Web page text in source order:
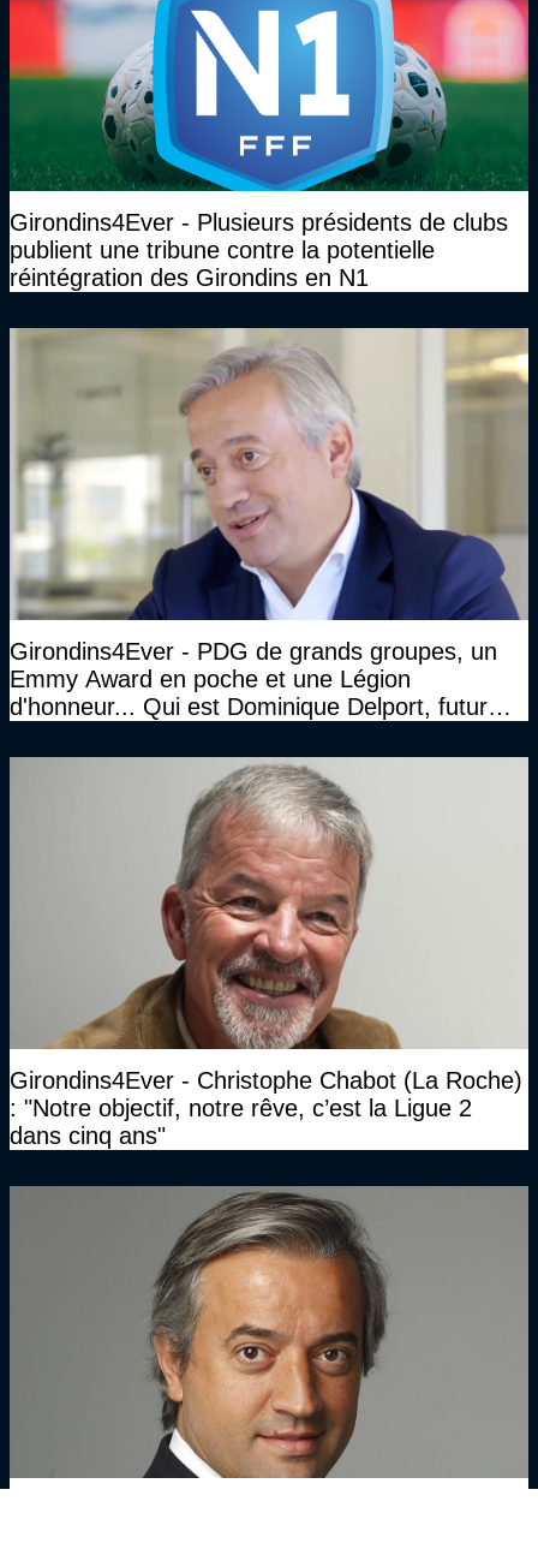
Girondins4Ever - Plusieurs présidents de clubs
publient une tribune contre la potentielle
réintégration des Girondins en N1
Girondins4Ever - PDG de grands groupes, un
Emmy Award en poche et une Légion
d'honneur... Qui est Dominique Delport, futur
Girondins4Ever - Christophe Chabot (La Roche)
: "Notre objectif, notre rêve, c’est la Ligue 2
dans cinq ans"